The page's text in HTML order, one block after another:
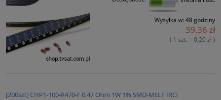
Wysyłka w: 48 godziny
39,36 zł
( 1 szt. = 0,20 zł )
[200szt] CHP1-100-R470-F 0.47 Ohm 1W 1% SMD-MELF IRCI